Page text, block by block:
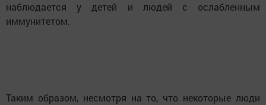
наблюдается у детей и людей с ослабленным
иммунитетом.
Таким образом, несмотря на то, что некоторые люди